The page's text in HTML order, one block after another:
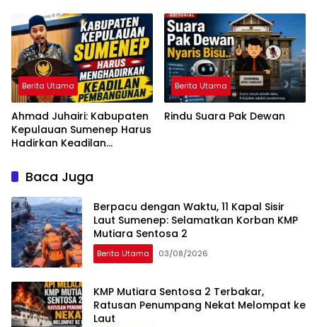
Berita Utama
Ahmad Juhairi: Kabupaten
Kepulauan Sumenep Harus
Hadirkan Keadilan
Sekadar Ganti Nama
Berita Utama
Rindu Suara Pak Dewan
Baca Juga
Berpacu dengan Waktu, 11 Kapal Sisir
Laut Sumenep: Selamatkan Korban KMP
Mutiara Sentosa 2
Berita Utama 03/08/2026
KMP Mutiara Sentosa 2 Terbakar,
Ratusan Penumpang Nekat Melompat ke
Laut